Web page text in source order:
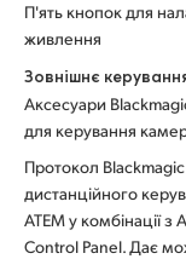
П'ять кнопок для
живлення
Зовнішнє
Аксесуари
для керування
Протокол
дистанційного
ATEM у комбінації
Control Panel. Дає